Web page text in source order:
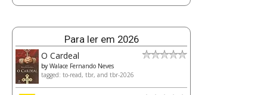
Para ler em 2026
O Cardeal
by Walace Fernando Neves
tagged: to-read, tbr, and tbr-2026